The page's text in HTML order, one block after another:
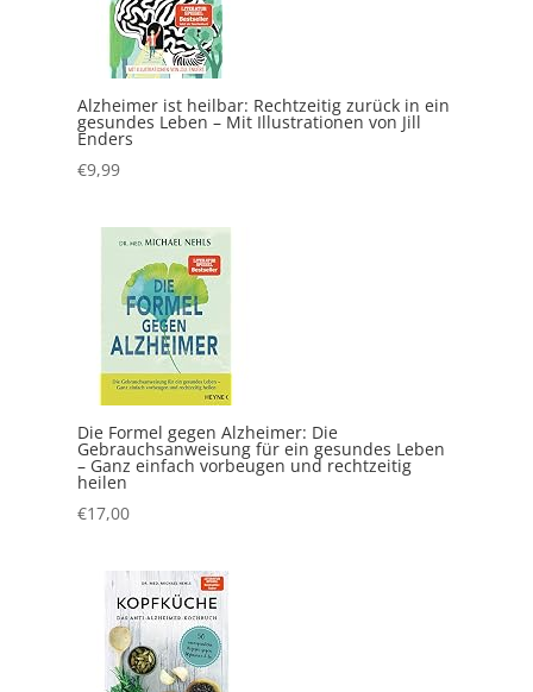
Alzheimer ist heilbar: Rechtzeitig zurück in ein
gesundes Leben – Mit Illustrationen von Jill
Enders
€9,99
Die Formel gegen Alzheimer: Die
Gebrauchsanweisung für ein gesundes Leben
– Ganz einfach vorbeugen und rechtzeitig
heilen
€17,00